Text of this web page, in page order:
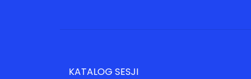
KATALOG SESJI